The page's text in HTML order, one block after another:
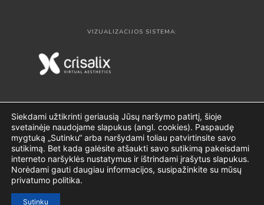
VIZUALIZACIJOS SISTEMA:
© 2024 visos teisės saugomos. CLINICUS.LT
Siekdami užtikrinti geriausią Jūsų naršymo patirtį, šioje
svetainėje naudojame slapukus (angl. cookies). Paspaudę
mygtuką „Sutinku“ arba naršydami toliau patvirtinsite savo
sutikimą. Bet kada galėsite atšaukti savo sutikimą pakeisdami
interneto naršyklės nustatymus ir ištrindami įrašytus slapukus.
Norėdami gauti daugiau informacijos, susipažinkite su mūsų
privatumo politika.
Sutinku